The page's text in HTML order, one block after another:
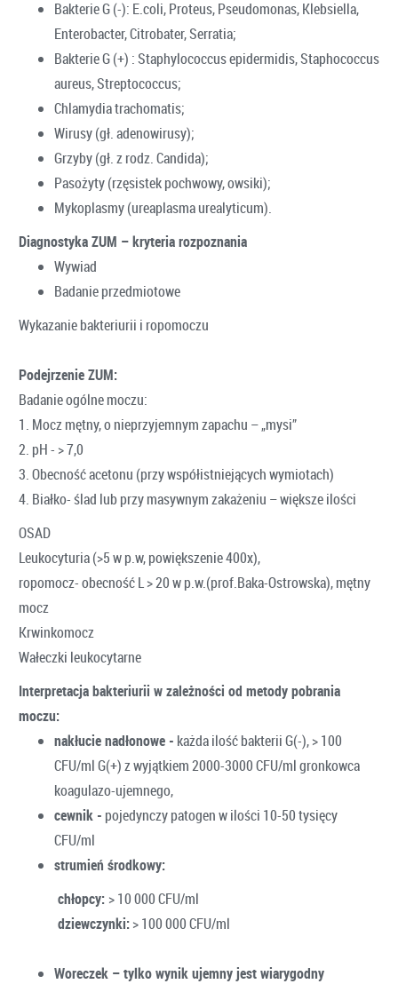
Bakterie G (-): E.coli, Proteus, Pseudomonas, Klebsiella,
Enterobacter, Citrobater, Serratia;
Bakterie G (+) : Staphylococcus epidermidis, Staphococcus
aureus, Streptococcus;
Chlamydia trachomatis;
Wirusy (gł. adenowirusy);
Grzyby (gł. z rodz. Candida);
Pasożyty (rzęsistek pochwowy, owsiki);
Mykoplasmy (ureaplasma urealyticum).
Diagnostyka ZUM – kryteria rozpoznania
Wywiad
Badanie przedmiotowe
Wykazanie bakteriurii i ropomoczu
Podejrzenie ZUM:
Badanie ogólne moczu:
1. Mocz mętny, o nieprzyjemnym zapachu – „mysi”
2. pH - > 7,0
3. Obecność acetonu (przy współistniejących wymiotach)
4. Białko- ślad lub przy masywnym zakażeniu – większe ilości
OSAD
Leukocyturia (>5 w p.w, powiększenie 400x),
ropomocz- obecność L > 20 w p.w.(prof.Baka-Ostrowska), mętny
mocz
Krwinkomocz
Wałeczki leukocytarne
Interpretacja bakteriurii w zależności od metody pobrania
moczu:
nakłucie nadłonowe - każda ilość bakterii G(-), > 100
CFU/ml G(+) z wyjątkiem 2000-3000 CFU/ml gronkowca
koagulazo-ujemnego,
cewnik - pojedynczy patogen w ilości 10-50 tysięcy
CFU/ml
strumień środkowy:
chłopcy: > 10 000 CFU/ml
dziewczynki:> 100 000 CFU/ml
Woreczek – tylko wynik ujemny jest wiarygodny